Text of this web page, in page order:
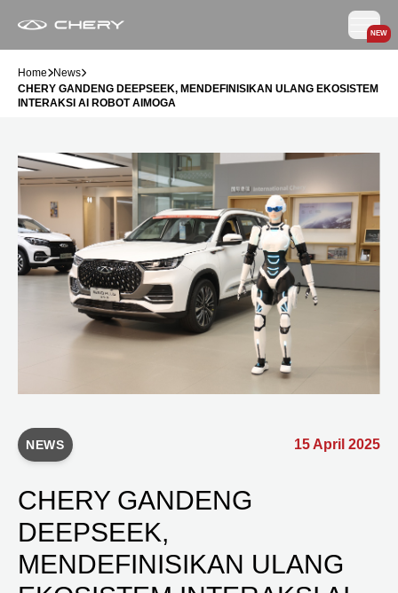
NEW
Home News
CHERY GANDENG DEEPSEEK, MENDEFINISIKAN ULANG EKOSISTEM
INTERAKSI AI ROBOT AIMOGA
NEWS 15 April 2025
CHERY GANDENG
DEEPSEEK,
MENDEFINISIKAN ULANG